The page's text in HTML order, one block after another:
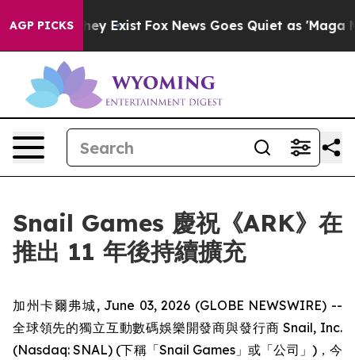
AGP PICKS
They Exist Fox News Goes Quiet as 'Maga
Snail Games 慶祝《ARK》在
推出 11 年後持續擴充
加州卡爾弗城, June 03, 2026 (GLOBE NEWSWIRE) --
全球領先的獨立互動數碼娛樂開發商與發行商 Snail, Inc.
(Nasdaq: SNAL) (下稱「Snail Games」或「公司」)，今